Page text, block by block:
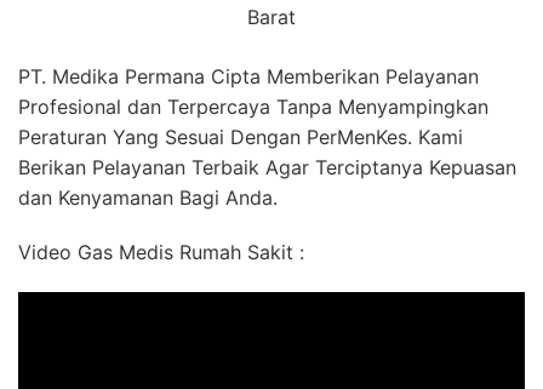
Barat
PT. Medika Permana Cipta Memberikan Pelayanan
Profesional dan Terpercaya Tanpa Menyampingkan
Peraturan Yang Sesuai Dengan PerMenKes. Kami
Berikan Pelayanan Terbaik Agar Terciptanya Kepuasan
dan Kenyamanan Bagi Anda.
Video Gas Medis Rumah Sakit :